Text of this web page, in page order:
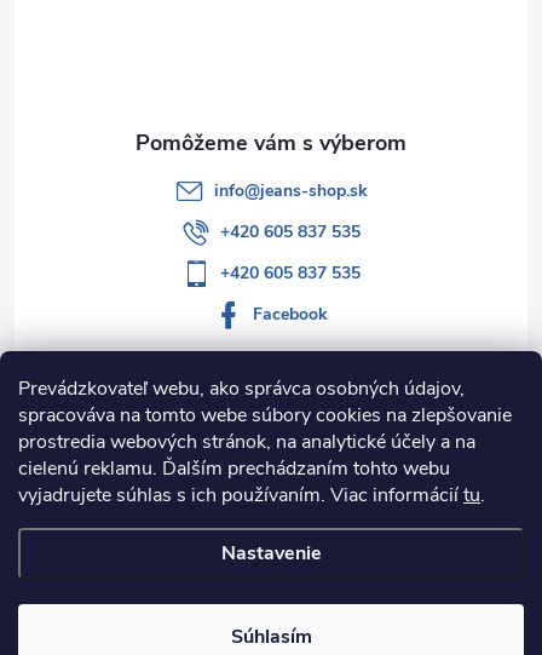
Prevádzkovateľ webu, ako správca osobných údajov,
spracováva na tomto webe súbory cookies na zlepšovanie
prostredia webových stránok, na analytické účely a na
cielenú reklamu. Ďalším prechádzaním tohto webu
vyjadrujete súhlas s ich používaním. Viac informáciítu.
Nastavenie
Súhlasím
Informácie pre vás
Kategórie
info@jeans-shop.sk
+420 605 837 535
+420 605 837 535
Facebook
nastavenie cookies